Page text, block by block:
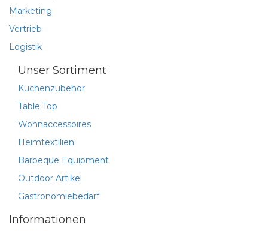
Marketing
Vertrieb
Logistik
Unser Sortiment
Küchenzubehör
Table Top
Wohnaccessoires
Heimtextilien
Barbeque Equipment
Outdoor Artikel
Gastronomiebedarf
Informationen